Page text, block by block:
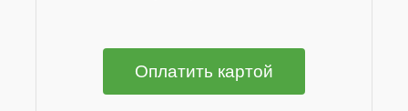
Оплатить картой